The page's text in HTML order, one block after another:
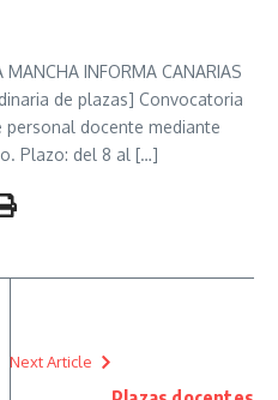
MANCHA INFORMA CANARIAS
de plazas] Convocatoria
docente mediante
Plazo: del 8 al […]
Next Article